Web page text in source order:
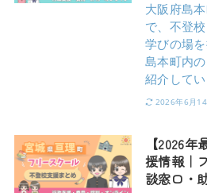
大阪府島
で、不登
学びの場
島本町内
紹介してい
2026年6月
【2026
援情報｜
談窓口・